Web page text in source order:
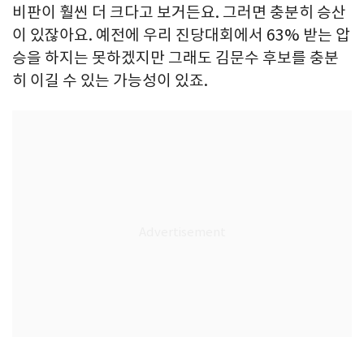
비판이 훨씬 더 크다고 보거든요. 그러면 충분히 승산
이 있잖아요. 예전에 우리 진당대회에서 63% 받는 압
승을 하지는 못하겠지만 그래도 김문수 후보를 충분
히 이길 수 있는 가능성이 있죠.